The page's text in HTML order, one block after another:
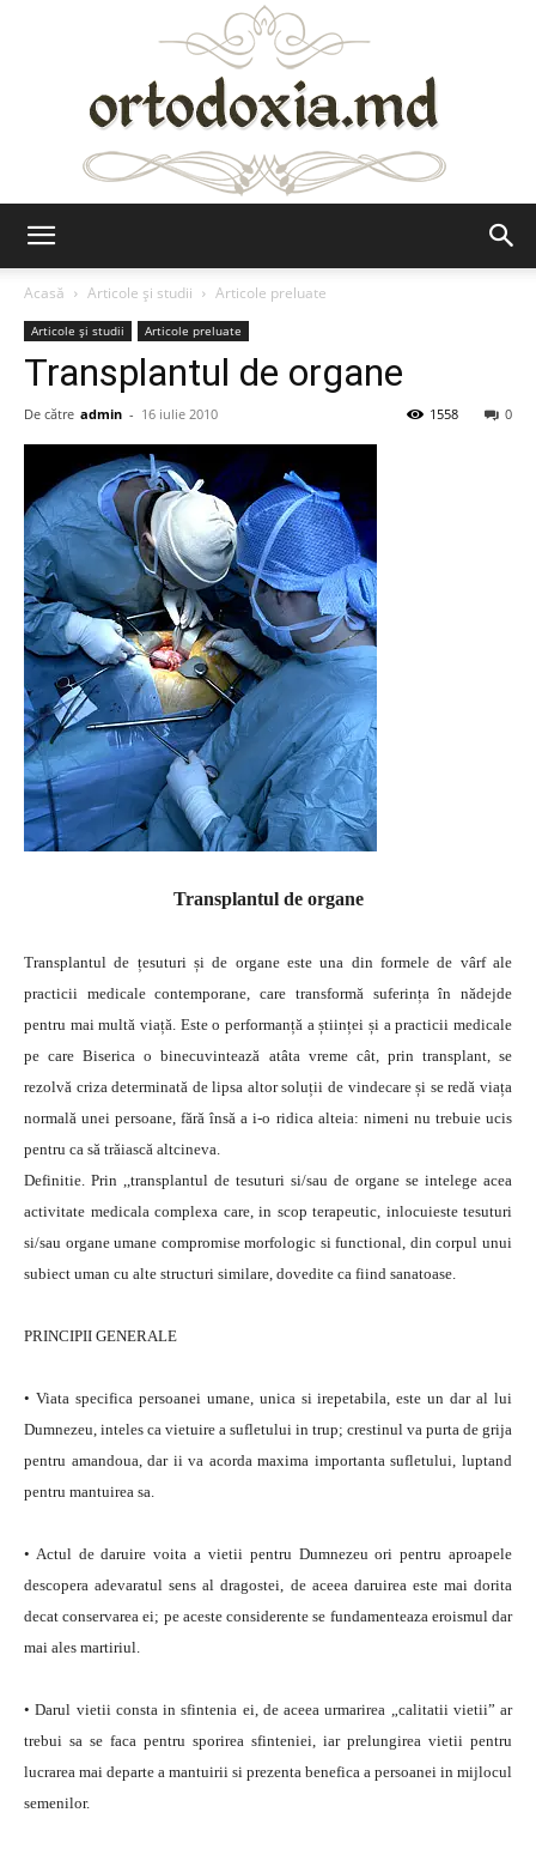
Acasă
Articole şi studii Articole preluate
Articole şi studii Articole preluate
Transplantul de organe
De către admin - 16 iulie 2010 0
1558
Transplantul de organe
Transplantul de țesuturi și de organe este una din formele de vârf ale
practicii medicale contemporane, care transformă suferința în nădejde
pentru mai multă viață. Este o performanță a științei și a practicii medicale
pe care Biserica o binecuvintează atâta vreme cât, prin transplant, se
rezolvă criza determinată de lipsa altor soluții de vindecare și se redă viața
normală unei persoane, fără însă a i-o ridica alteia: nimeni nu trebuie ucis
pentru ca să trăiască altcineva.
Definitie. Prin ,,transplantul de tesuturi si/sau de organe se intelege acea
activitate medicala complexa care, in scop terapeutic, inlocuieste tesuturi
si/sau organe umane compromise morfologic si functional, din corpul unui
subiect uman cu alte structuri similare, dovedite ca fiind sanatoase.
PRINCIPII GENERALE
• Viata specifica persoanei umane, unica si irepetabila, este un dar al lui
Dumnezeu, inteles ca vietuire a sufletului in trup; crestinul va purta de grija
pentru amandoua, dar ii va acorda maxima importanta sufletului, luptand
pentru mantuirea sa.
• Actul de daruire voita a vietii pentru Dumnezeu ori pentru aproapele
descopera adevaratul sens al dragostei, de aceea daruirea este mai dorita
decat conservarea ei; pe aceste considerente se fundamenteaza eroismul dar
mai ales martiriul.
• Darul vietii consta in sfintenia ei, de aceea urmarirea „calitatii vietii” ar
trebui sa se faca pentru sporirea sfinteniei, iar prelungirea vietii pentru
lucrarea mai departe a mantuirii si prezenta benefica a persoanei in mijlocul
semenilor.